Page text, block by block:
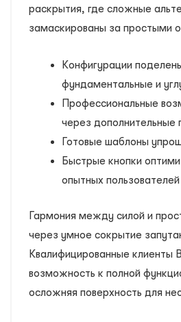
раскрытия, где сложные
замаскированы за простыми
Конфигурации
фундаментальные и
Профессиональные
через дополнительные
Готовые шаблоны
Быстрые кнопки
опытных пользователей
Гармония между силой и
через умное сокрытие
Квалифицированные клиенты
возможность к полной
осложняя поверхность для